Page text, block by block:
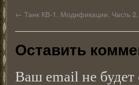
← Танк КВ-1. Модификации. Часть 2.
Оставить
Ваш email не будет